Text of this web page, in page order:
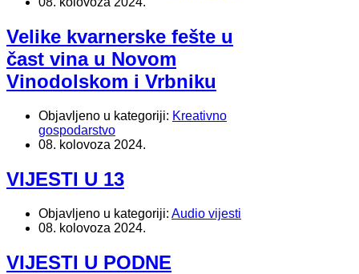
Velike kvarnerske fešte u
čast vina u Novom
Vinodolskom i Vrbniku
Objavljeno u kategoriji: Kreativno
gospodarstvo
08. kolovoza 2024.
VIJESTI U 13
Objavljeno u kategoriji: Audio vijesti
08. kolovoza 2024.
VIJESTI U PODNE